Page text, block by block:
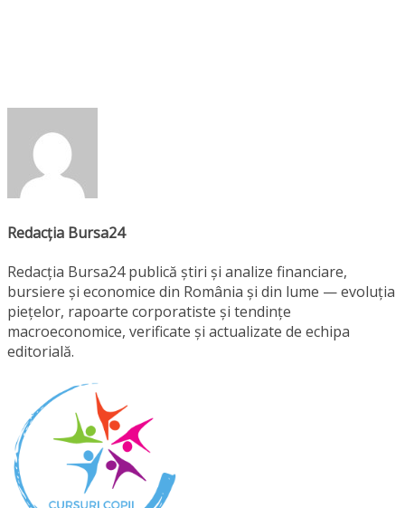
Redacția Bursa24
Redacția Bursa24 publică știri și analize financiare,
bursiere și economice din România și din lume — evoluția
piețelor, rapoarte corporatiste și tendințe
macroeconomice, verificate și actualizate de echipa
editorială.